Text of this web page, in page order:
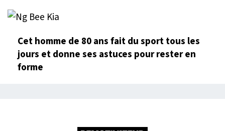
Cet homme de 80 ans fait du sport tous les
jours et donne ses astuces pour rester en
forme